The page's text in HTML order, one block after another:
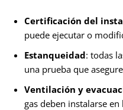
Certificación del
puede ejecutar o
Estanqueidad: todas
una prueba que
Ventilación y
gas deben instalarse